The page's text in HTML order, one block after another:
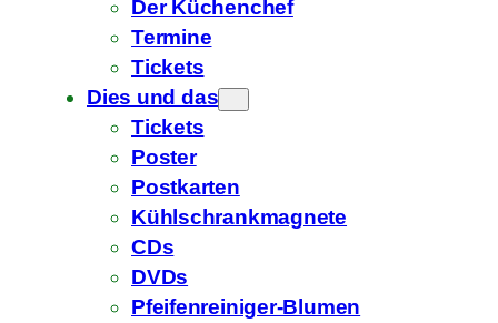
Der Küchenchef
Termine
Tickets
Dies und das
Tickets
Poster
Postkarten
Kühlschrankmagnete
CDs
DVDs
Pfeifenreiniger-Blumen